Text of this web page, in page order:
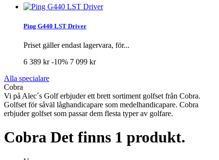
Ping G440 LST Driver
Priset gäller endast lagervara, för...
6 389 kr-10% 7 099 kr
Alla specialare
Cobra
Vi på Alec´s Golf erbjuder ett brett sortiment golfset från Cobra.
Golfset för såväl låghandicapare som medelhandicapare. Cobra
erbjuder golfset som passar dem flesta typer av golfare.
Cobra Det finns 1 produkt.